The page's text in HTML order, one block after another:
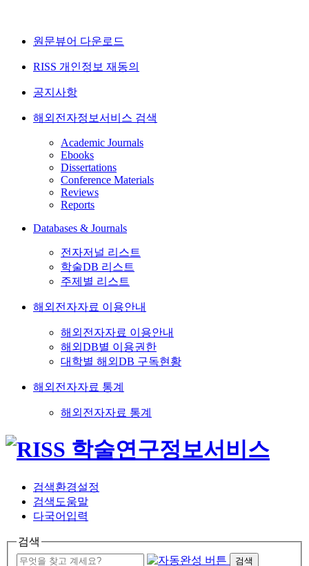
원문뷰어 다운로드
RISS 개인정보 재동의
공지사항
해외전자정보서비스 검색
Academic Journals
Ebooks
Dissertations
Conference Materials
Reviews
Reports
Databases & Journals
전자저널 리스트
학술DB 리스트
주제별 리스트
해외전자자료 이용안내
해외전자자료 이용안내
해외DB별 이용권한
대학별 해외DB 구독현황
해외전자자료 통계
해외전자자료 통계
검색환경설정
검색도움말
다국어입력
검색
검색